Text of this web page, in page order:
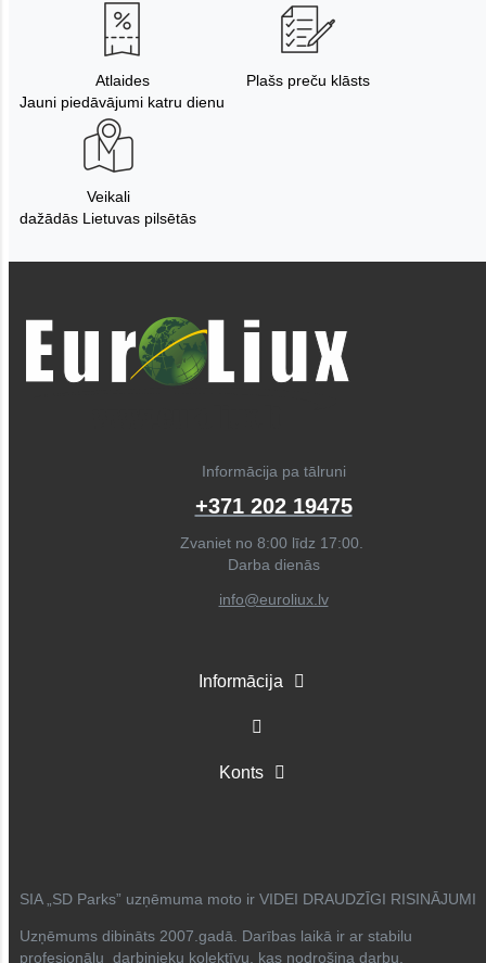
Atlaides
Jauni piedāvājumi katru dienu
Plašs preču klāsts
Veikali
dažādās Lietuvas pilsētās
Informācija pa tālruni
+371 202 19475
Zvaniet no 8:00 līdz 17:00.
Darba dienās
info@euroliux.lv
Informācija
Konts
SIA „SD Parks” uzņēmuma moto ir VIDEI DRAUDZĪGI RISINĀJUMI
Uzņēmums dibināts 2007.gadā. Darības laikā ir ar stabilu
profesionālu darbinieku kolektīvu, kas nodrošina darbu,